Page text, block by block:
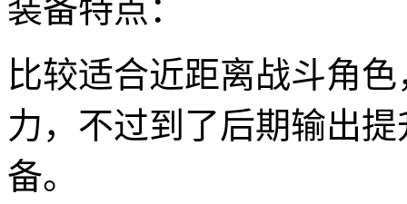
装备特点：
比较适合近距离战斗角
力，不过到了后期输出
备。